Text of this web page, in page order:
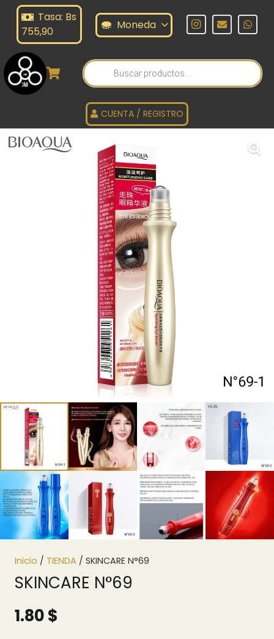
Tasa: Bs
755,90
Moneda
Búsqueda
de
productos
CUENTA / REGISTRO
Inicio / TIENDA / SKINCARE N°69
SKINCARE N°69
1.80$